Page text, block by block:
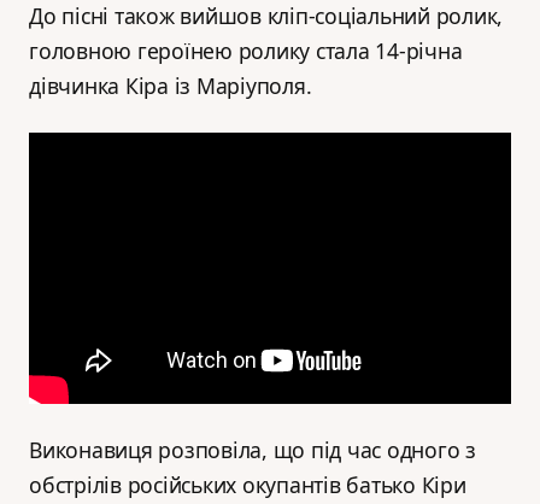
До пісні також вийшов кліп-соціальний ролик,
головною героїнею ролику стала 14-річна
дівчинка Кіра із Маріуполя.
Виконавиця розповіла, що під час одного з
обстрілів російських окупантів батько Кіри